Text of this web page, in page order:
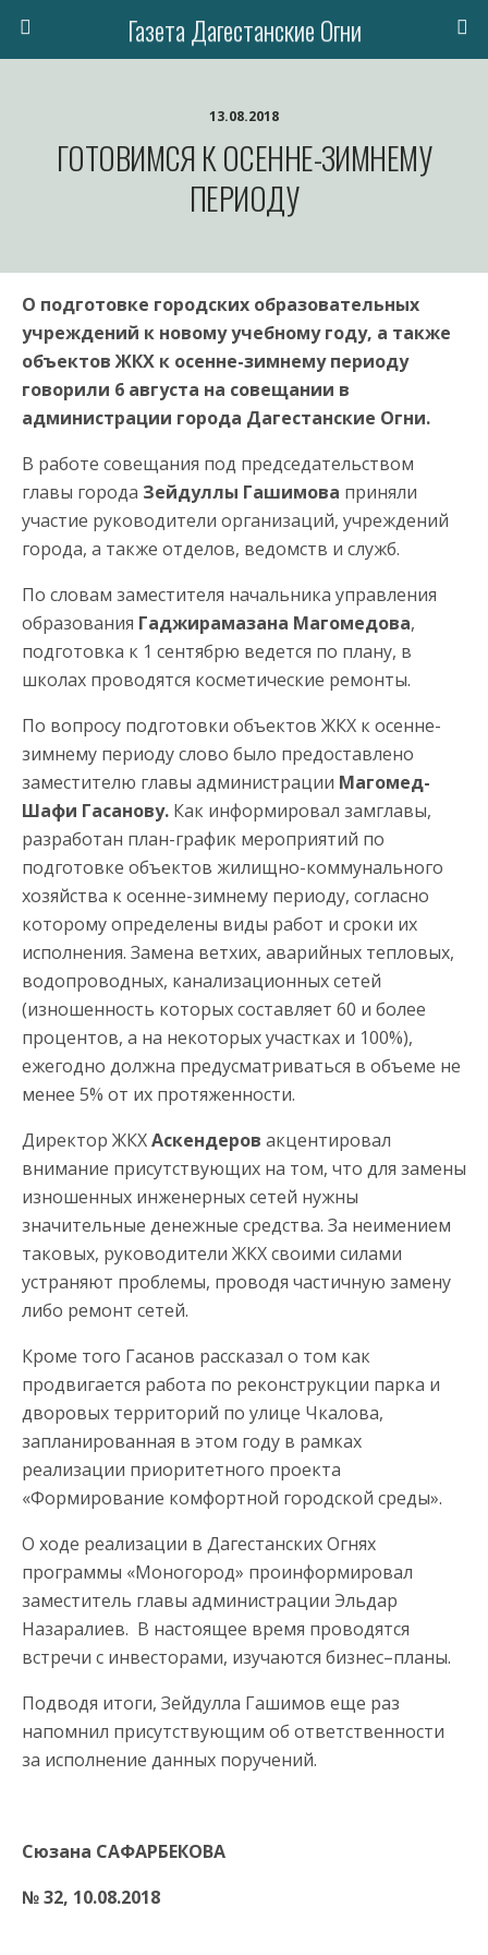
Газета Дагестанские Огни
13.08.2018
ГОТОВИМСЯ К ОСЕННЕ-ЗИМНЕМУ
ПЕРИОДУ
О подготовке городских образовательных
учреждений к новому учебному году, а также
объектов ЖКХ к осенне-зимнему периоду
говорили 6 августа на совещании в
администрации города Дагестанские Огни.
В работе совещания под председательством
главы города Зейдуллы Гашимова приняли
участие руководители организаций, учреждений
города, а также отделов, ведомств и служб.
По словам заместителя начальника управления
образования Гаджирамазана Магомедова,
подготовка к 1 сентябрю ведется по плану, в
школах проводятся косметические ремонты.
По вопросу подготовки объектов ЖКХ к осенне-
зимнему периоду слово было предоставлено
заместителю главы администрации Магомед-
Шафи Гасанову. Как информировал замглавы,
разработан план-график мероприятий по
подготовке объектов жилищно-коммунального
хозяйства к осенне-зимнему периоду, согласно
которому определены виды работ и сроки их
исполнения. Замена ветхих, аварийных тепловых,
водопроводных, канализационных сетей
(изношенность которых составляет 60 и более
процентов, а на некоторых участках и 100%),
ежегодно должна предусматриваться в объеме не
менее 5% от их протяженности.
Директор ЖКХАскендеров акцентировал
внимание присутствующих на том, что для замены
изношенных инженерных сетей нужны
значительные денежные средства. За неимением
таковых, руководители ЖКХ своими силами
устраняют проблемы, проводя частичную замену
либо ремонт сетей.
Кроме того Гасанов рассказал о том как
продвигается работа по реконструкции парка и
дворовых территорий по улице Чкалова,
запланированная в этом году в рамках
реализации приоритетного проекта
«Формирование комфортной городской среды».
О ходе реализации в Дагестанских Огнях
программы «Моногород» проинформировал
заместитель главы администрации Эльдар
Назаралиев. В настоящее время проводятся
встречи с инвесторами, изучаются бизнес–планы.
Подводя итоги, Зейдулла Гашимов еще раз
напомнил присутствующим об ответственности
за исполнение данных поручений.
Сюзана САФАРБЕКОВА
№ 32, 10.08.2018